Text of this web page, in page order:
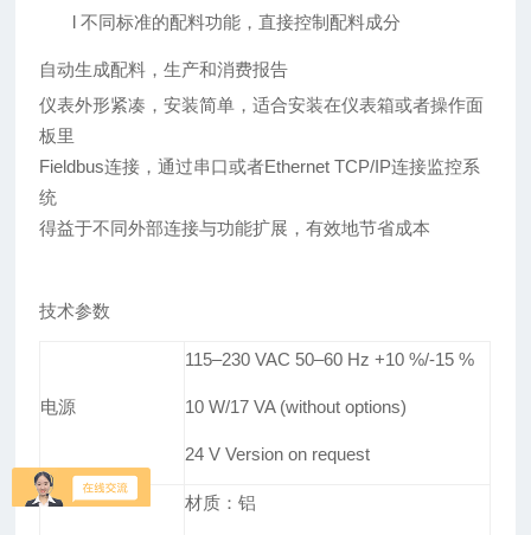
l不同标准的配料功能，直接控制配料成分
自动生成配料，生产和消费报告
仪表外形紧凑，安装简单，适合安装在仪表箱或者操作面
板里
Fieldbus连接，通过串口或者Ethernet TCP/IP连接监控系
统
得益于不同外部连接与功能扩展，有效地节省成本
技术参数
电源
115–230 VAC 50–60 Hz +10 %/-15 %
10 W/17 VA (without options)
24 V Version on request
材质：铝